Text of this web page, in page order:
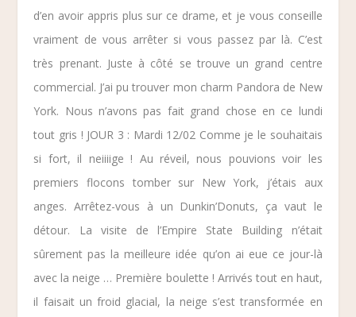
d’en avoir appris plus sur ce drame, et je vous conseille
vraiment de vous arrêter si vous passez par là. C’est
très prenant. Juste à côté se trouve un grand centre
commercial. J’ai pu trouver mon charm Pandora de New
York. Nous n’avons pas fait grand chose en ce lundi
tout gris ! JOUR 3 : Mardi 12/02 Comme je le souhaitais
si fort, il neiiiige ! Au réveil, nous pouvions voir les
premiers flocons tomber sur New York, j’étais aux
anges. Arrêtez-vous à un Dunkin’Donuts, ça vaut le
détour. La visite de l’Empire State Building n’était
sûrement pas la meilleure idée qu’on ai eue ce jour-là
avec la neige … Première boulette ! Arrivés tout en haut,
il faisait un froid glacial, la neige s’est transformée en